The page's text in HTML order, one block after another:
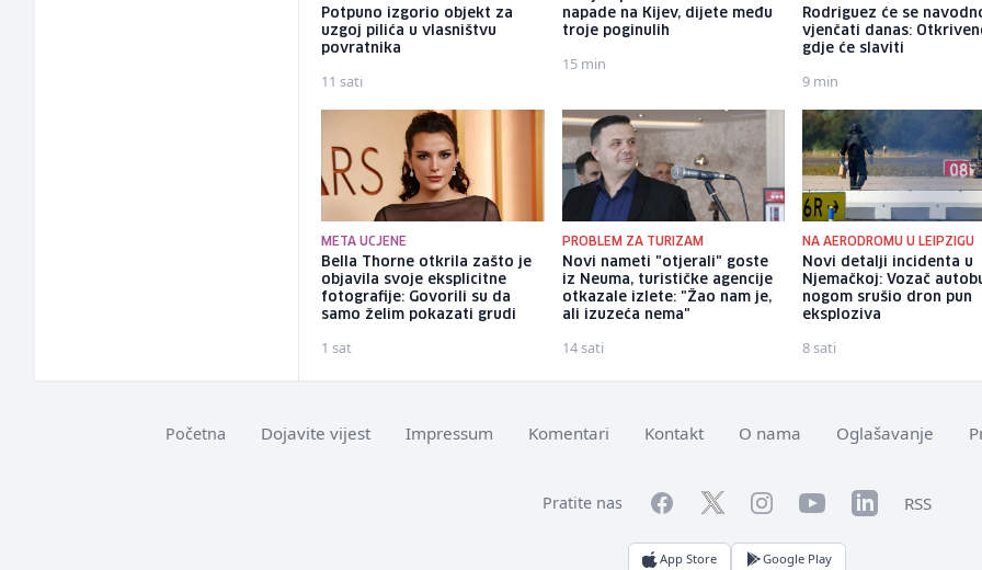
Potpuno izgorio objekt za
uzgoj pilića u vlasništvu
povratnika
11 sati
napade na Kijev, dijete među
troje poginulih
15 min
Rodriguez će se
vjenčati danas:
gdje će slaviti
9 min
META UCJENE
Bella Thorne otkrila zašto je
objavila svoje eksplicitne
fotografije: Govorili su da
samo želim pokazati grudi
1 sat
PROBLEM ZA TURIZAM
Novi nameti "otjerali" goste
iz Neuma, turističke agencije
otkazale izlete: "Žao nam je,
ali izuzeća nema"
14 sati
NA AERODROMU U LEIPZIGU
Novi detalji incidenta u
Njemačkoj: Vozač
nogom srušio dron pun
eksploziva
8 sati
Početna Dojavite vijest Impressum Komentari Kontakt O nama Oglašavanje
Pratite nas FacebookTwitterInstagramYouTubeLinkedInRSS
App Store Google Play